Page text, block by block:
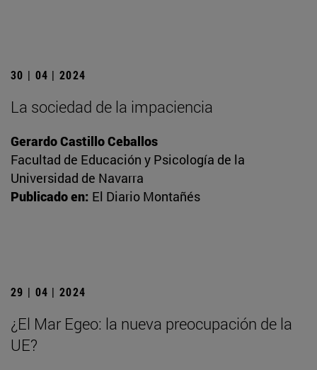
30 | 04 | 2024
La sociedad de la impaciencia
Gerardo Castillo Ceballos
Facultad de Educación y Psicología de la
Universidad de Navarra
Publicado en: El Diario Montañés
29 | 04 | 2024
¿El Mar Egeo: la nueva preocupación de la
UE?